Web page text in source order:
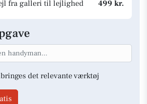
fra galleri til lejlighed 499 kr.
det relevante værktøj